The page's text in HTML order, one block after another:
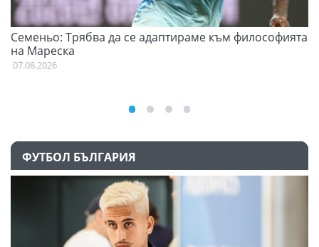
Семеньо: Трябва да се адаптираме към философията
на Мареска
07.08.2026
ФУТБОЛ БЪЛГАРИЯ